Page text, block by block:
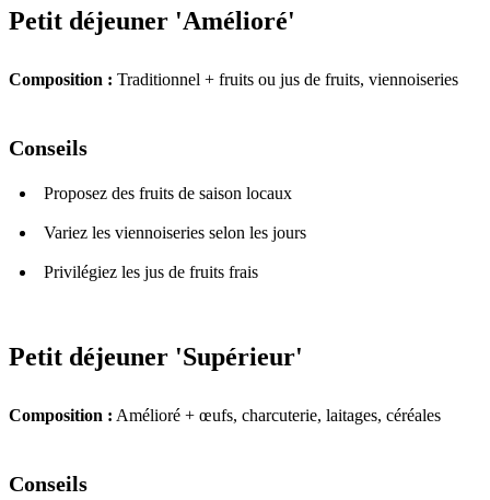
Petit déjeuner 'Amélioré'
Composition : Traditionnel + fruits ou jus de fruits, viennoiseries
Conseils
Proposez des fruits de saison locaux
Variez les viennoiseries selon les jours
Privilégiez les jus de fruits frais
Petit déjeuner 'Supérieur'
Composition : Amélioré + œufs, charcuterie, laitages, céréales
Conseils